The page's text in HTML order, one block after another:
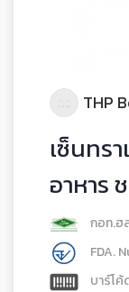
เซ็นทร
อาหาร
กอท.ฮ
FDA.
บาร์โค้